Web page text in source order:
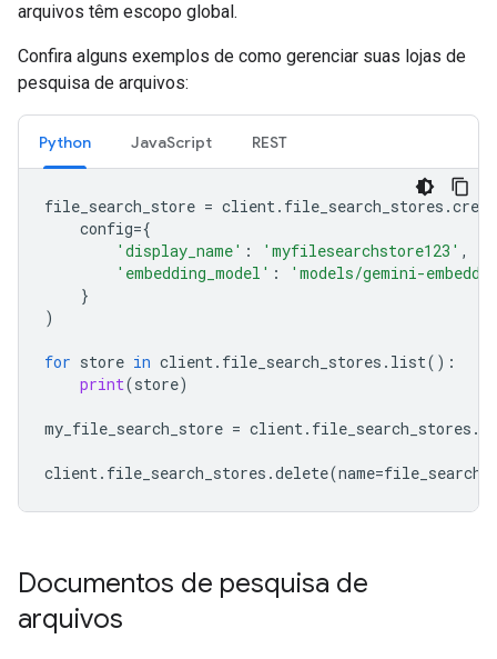
arquivos têm escopo global.
Confira alguns exemplos de como gerenciar suas lojas de
pesquisa de arquivos:
Python JavaScript REST
file_search_store = client. file_search_stores .
config={
'display_name' : 'myfilesearchstore123' ,
'embedding_model' :
'models/gemini-
}
)
for store in client. file_search_stores . list():
print(store)
my_file_search_store = client. file_search_stores .
client. file_search_stores .delete(name=
Documentos de pesquisa de
arquivos